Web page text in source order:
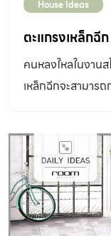
House Ideas
ตะแกรงเหล็กฉี
คนหลงใหลในงาน
เหล็กฉีกจะสามาร